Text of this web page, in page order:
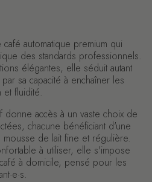
café automatique premium qui
des standards professionnels.
élégantes, elle séduit autant
sa capacité à enchaîner les
et fluidité.
donne accès à un vaste choix de
chacune bénéficiant d'une
mousse de lait fine et régulière.
à utiliser, elle s'impose
à domicile, pensé pour les